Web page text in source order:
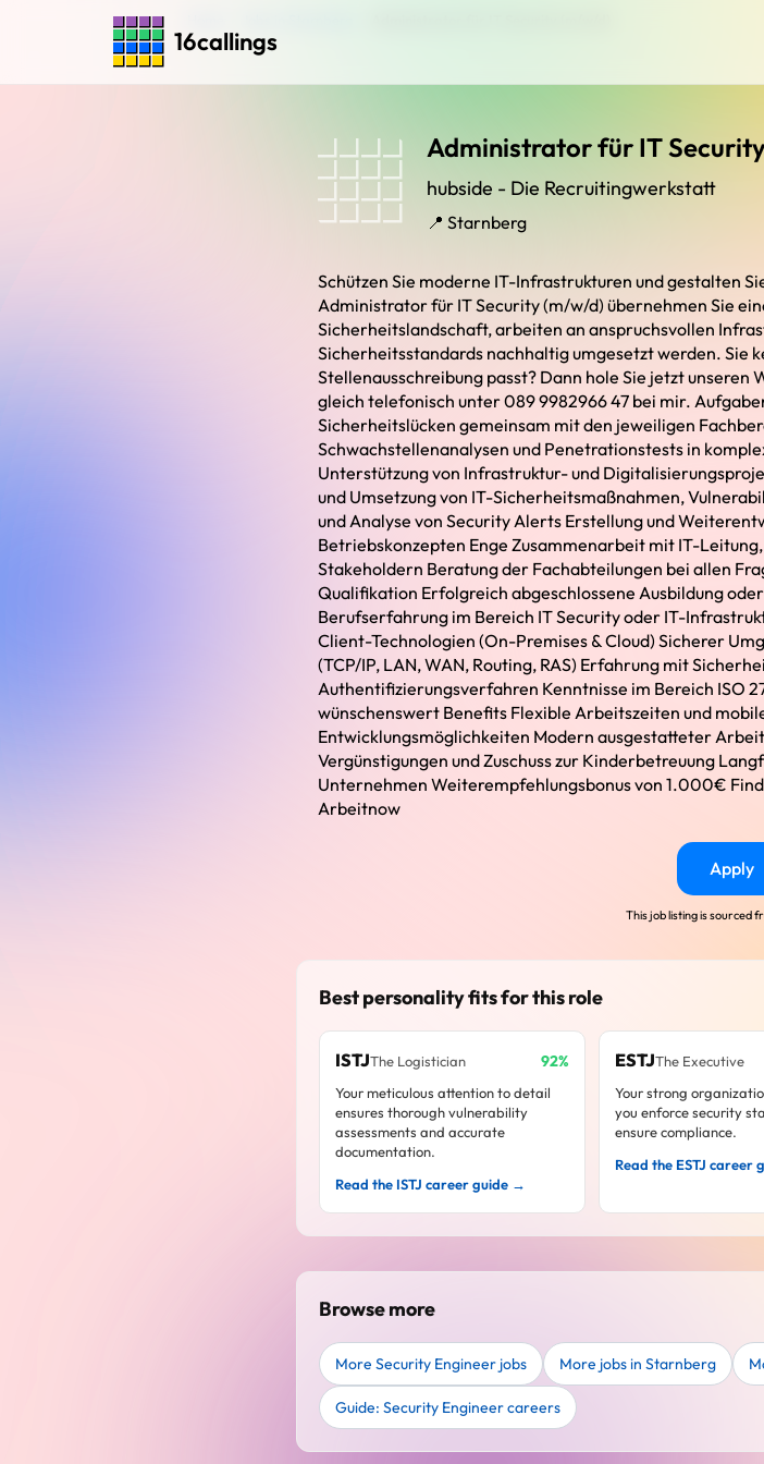
16callings
Administrator für IT
hubside - Die Recruitingwerkstatt
📍 Starnberg
Schützen Sie moderne IT-Infrastrukturen und gestalten
Administrator für IT Security (m/w/d) übernehmen Sie
Sicherheitslandschaft, arbeiten an anspruchsvollen
Sicherheitsstandards nachhaltig umgesetzt werden. Sie
Stellenausschreibung passt? Dann hole Sie jetzt unseren
gleich telefonisch unter 089 9982966 47 bei mir.
Sicherheitslücken gemeinsam mit den jeweiligen
Schwachstellenanalysen und Penetrationstests in
Unterstützung von Infrastruktur- und
und Umsetzung von IT-Sicherheitsmaßnahmen,
und Analyse von Security Alerts Erstellung und
Betriebskonzepten Enge Zusammenarbeit mit IT-
Stakeholdern Beratung der Fachabteilungen bei allen
Qualifikation Erfolgreich abgeschlossene Ausbildung
Berufserfahrung im Bereich IT Security oder IT-
Client-Technologien (On-Premises & Cloud) Sicherer
(TCP/IP, LAN, WAN, Routing, RAS) Erfahrung mit
Authentifizierungsverfahren Kenntnisse im Bereich ISO
wünschenswert Benefits Flexible Arbeitszeiten und
Entwicklungsmöglichkeiten Modern ausgestatteter
Vergünstigungen und Zuschuss zur Kinderbetreuung
Unternehmen Weiterempfehlungsbonus von 1.000€
Arbeitnow
Apply
This job listing is sourced
Best personality fits for this role
ISTJThe Logistician 92%
Your meticulous attention to detail
ensures thorough vulnerability
assessments and accurate
documentation.
Read the ISTJ career guide →
ESTJThe Executive
Your strong
you enforce security
ensure compliance.
Read the ESTJ career
Browse more
More Security Engineer jobs More jobs in Starnberg
Guide: Security Engineer careers